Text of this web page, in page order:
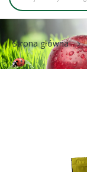
Strona główna